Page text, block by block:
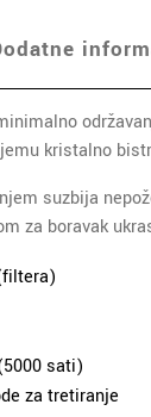
kristalno
suzbija
za boravak
sati)
za tretiranje